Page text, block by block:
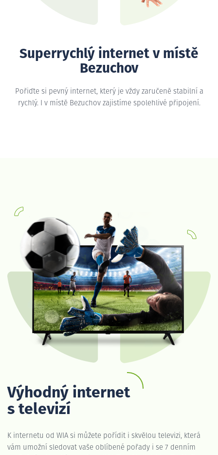
Superrychlý internet v místě
Bezuchov
Pořiďte si pevný internet, který je vždy zaručeně stabilní a
rychlý. I v místě Bezuchov zajistíme spolehlivé připojení.
Výhodný internet
s televizí
K internetu od WIA si můžete pořídit i skvělou televizi, která
vám umožní sledovat vaše oblíbené pořady i se 7 denním